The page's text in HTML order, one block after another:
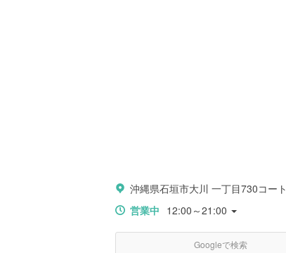
沖縄県石垣市大川 一丁目730コート
営業中 12:00～21:00
Googleで検索